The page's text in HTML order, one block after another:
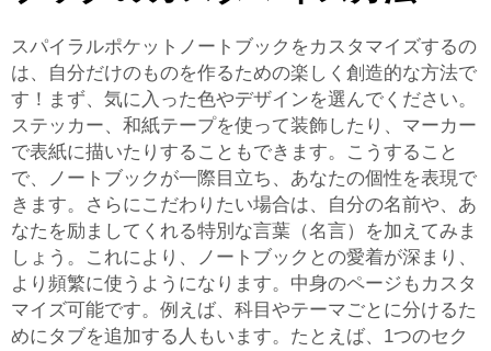
スパイラルポケットノートブックをカスタマイズするの
は、自分だけのものを作るための楽しく創造的な方法で
す！まず、気に入った色やデザインを選んでください。
ステッカー、和紙テープを使って装飾したり、マーカー
で表紙に描いたりすることもできます。こうすること
で、ノートブックが一際目立ち、あなたの個性を表現で
きます。さらにこだわりたい場合は、自分の名前や、あ
なたを励ましてくれる特別な言葉（名言）を加えてみま
しょう。これにより、ノートブックとの愛着が深まり、
より頻繁に使うようになります。中身のページもカスタ
マイズ可能です。例えば、科目やテーマごとに分けるた
めにタブを追加する人もいます。たとえば、1つのセク